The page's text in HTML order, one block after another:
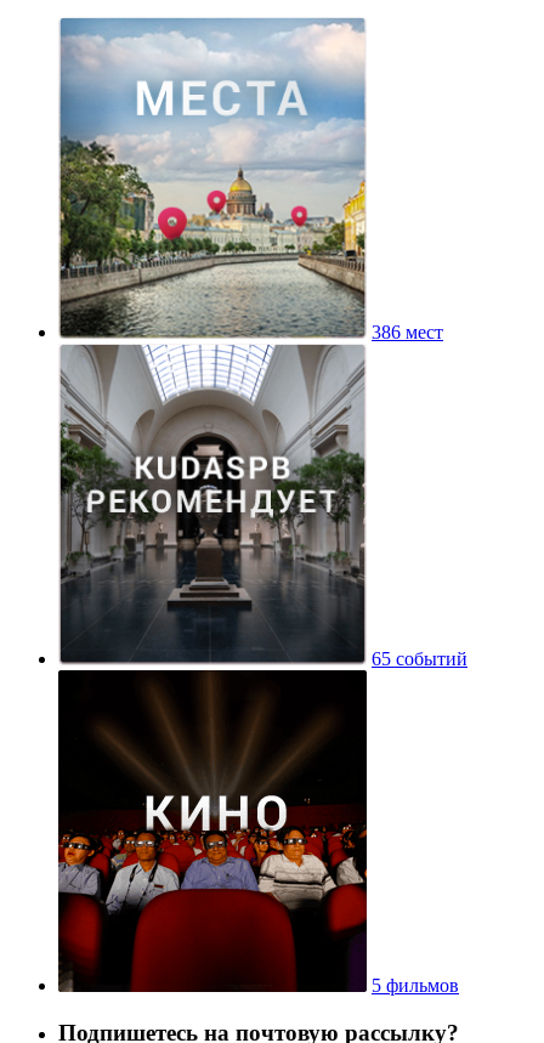
386 мест
65 событий
5 фильмов
Подпишетесь на почтовую рассылку?